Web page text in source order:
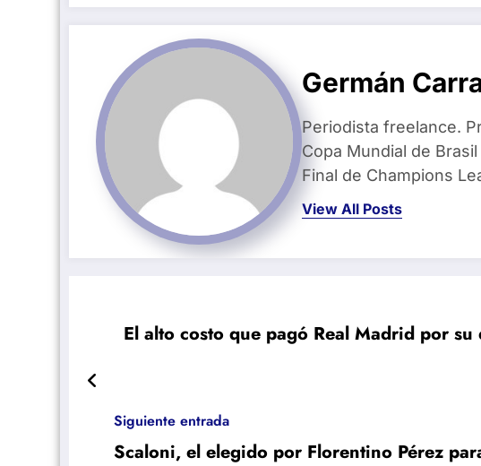
Germán
Periodista freelance.
Copa Mundial de
Final de Champions
View All Posts
El alto costo que pagó Real Madrid por
Siguiente entrada
Scaloni, el elegido por Florentino Pérez